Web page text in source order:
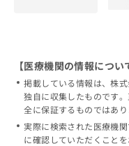
【医療機関の情報につい
掲載している情報は、株
独自に収集したものです
全に保証するものではあり
実際に検索された医療機
に確認していただくことを